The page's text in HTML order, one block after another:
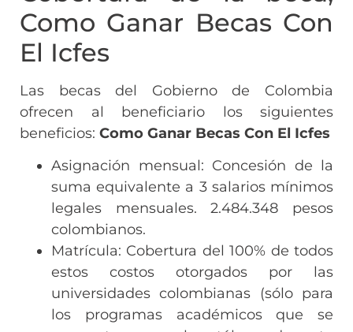
Como Ganar Becas Con
El Icfes
Las becas del Gobierno de Colombia
ofrecen al beneficiario los siguientes
beneficios: Como Ganar Becas Con El Icfes
Asignación mensual: Concesión de la
suma equivalente a 3 salarios mínimos
legales mensuales. 2.484.348 pesos
colombianos.
Matrícula: Cobertura del 100% de todos
estos costos otorgados por las
universidades colombianas (sólo para
los programas académicos que se